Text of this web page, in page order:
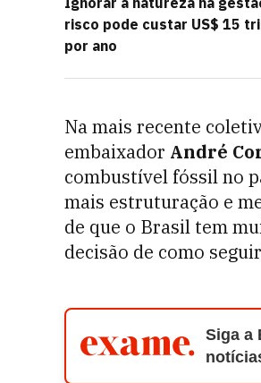
risco pode custar US$ 15
por ano
Na mais recente
embaixador André
combustível fóssil no
mais estruturação e
de que o Brasil tem
decisão de como
Siga a